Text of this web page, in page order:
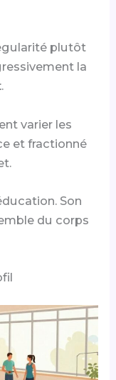
plutôt
la
.
varier les
et fractionné
Son
du corps